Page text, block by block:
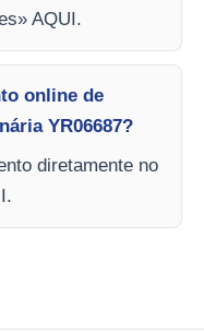
AQUI.
online de
YR06687?
diretamente no